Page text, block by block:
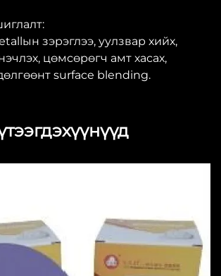
зэрэглээ, уулзвар хийх,
цөмсөрөгч амт хасах,
surface blending.